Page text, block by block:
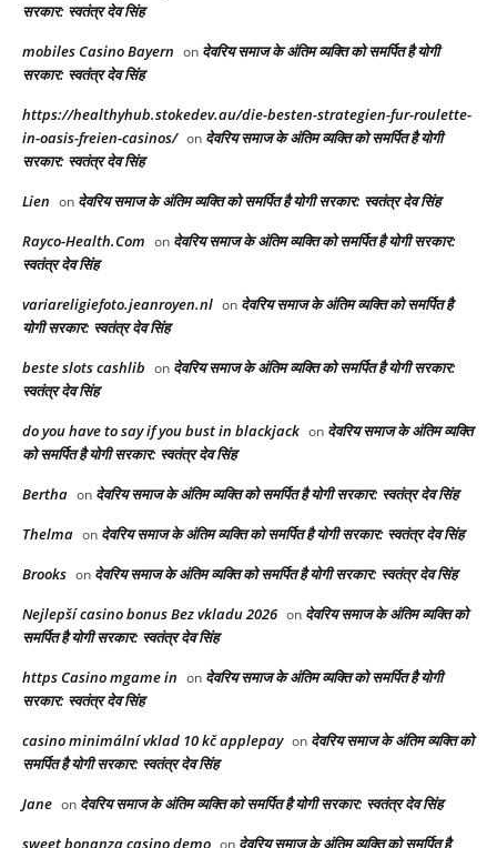
सरकार: स्वतंत्र देव सिंह
mobiles Casino Bayern on देवरिय समाज के अंतिम व्यक्ति को समर्पित है योगी
सरकार: स्वतंत्र देव सिंह
https://healthyhub.stokedev.au/die-besten-strategien-fur-roulette-
in-oasis-freien-casinos/ on देवरिय समाज के अंतिम व्यक्ति को समर्पित है योगी
सरकार: स्वतंत्र देव सिंह
Lien on देवरिय समाज के अंतिम व्यक्ति को समर्पित है योगी सरकार: स्वतंत्र देव सिंह
Rayco-Health.Com on देवरिय समाज के अंतिम व्यक्ति को समर्पित है योगी सरकार:
स्वतंत्र देव सिंह
variareligiefoto.jeanroyen.nl on देवरिय समाज के अंतिम व्यक्ति को समर्पित है
योगी सरकार: स्वतंत्र देव सिंह
beste slots cashlib on देवरिय समाज के अंतिम व्यक्ति को समर्पित है योगी सरकार:
स्वतंत्र देव सिंह
do you have to say if you bust in blackjack on देवरिय समाज के अंतिम व्यक्ति
को समर्पित है योगी सरकार: स्वतंत्र देव सिंह
Bertha on देवरिय समाज के अंतिम व्यक्ति को समर्पित है योगी सरकार: स्वतंत्र देव सिंह
Thelma on देवरिय समाज के अंतिम व्यक्ति को समर्पित है योगी सरकार: स्वतंत्र देव सिंह
Brooks on देवरिय समाज के अंतिम व्यक्ति को समर्पित है योगी सरकार: स्वतंत्र देव सिंह
Nejlepší casino bonus Bez vkladu 2026 on देवरिय समाज के अंतिम व्यक्ति को
समर्पित है योगी सरकार: स्वतंत्र देव सिंह
https Casino mgame in on देवरिय समाज के अंतिम व्यक्ति को समर्पित है योगी
सरकार: स्वतंत्र देव सिंह
casino minimální vklad 10 kč applepay on देवरिय समाज के अंतिम व्यक्ति को
समर्पित है योगी सरकार: स्वतंत्र देव सिंह
Jane on देवरिय समाज के अंतिम व्यक्ति को समर्पित है योगी सरकार: स्वतंत्र देव सिंह